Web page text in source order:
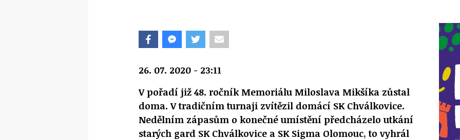
26. 07. 2020 - 23:11
V pořadí již 48. ročník Memoriálu Miloslava Mikšíka zůstal
doma. V tradičním turnaji zvítězil domácí SK Chválkovice.
Nedělním zápasům o konečné umístění předcházelo utkání
starých gard SK Chválkovice a SK Sigma Olomouc, to vyhrál